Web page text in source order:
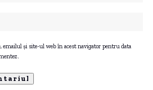
emailul și site-ul web în acest navigator pentru data